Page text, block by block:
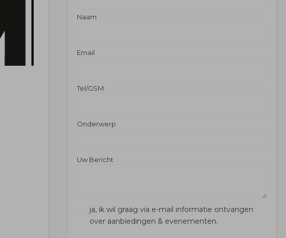
Naam
Email
Tel/GSM
Onderwerp
Uw Bericht
ja, ik wil graag via e-mail informatie ontvangen
over aanbiedingen & evenementen.